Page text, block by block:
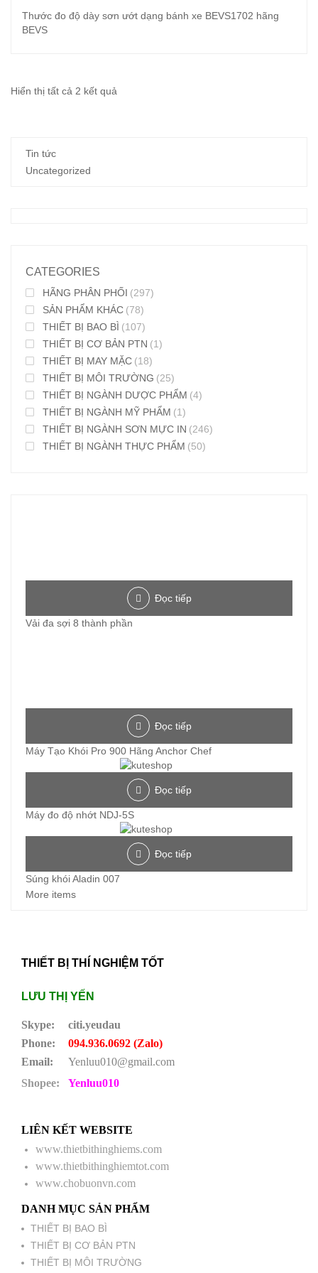
Thước đo độ dày sơn ướt dạng bánh xe BEVS1702 hãng
BEVS
Hiển thị tất cả 2 kết quả
Tin tức
Uncategorized
CATEGORIES
HÃNG PHÂN PHỐI (297)
SẢN PHẨM KHÁC (78)
THIẾT BỊ BAO BÌ (107)
THIẾT BỊ CƠ BẢN PTN (1)
THIẾT BỊ MAY MẶC (18)
THIẾT BỊ MÔI TRƯỜNG (25)
THIẾT BỊ NGÀNH DƯỢC PHẨM (4)
THIẾT BỊ NGÀNH MỸ PHẨM (1)
THIẾT BỊ NGÀNH SƠN MỰC IN (246)
THIẾT BỊ NGÀNH THỰC PHẨM (50)
Đọc tiếp
Vải đa sợi 8 thành phần
Đọc tiếp
Máy Tạo Khói Pro 900 Hãng Anchor Chef
Đọc tiếp
Máy đo độ nhớt NDJ-5S
Đọc tiếp
Súng khói Aladin 007
More items
THIẾT BỊ THÍ NGHIỆM TỐT
LƯU THỊ YẾN
Skype:
citi.yeudau
Phone:
094.936.0692 (Zalo)
Email:
Yenluu010@gmail.com
Shopee:
Yenluu010
LIÊN KẾT WEBSITE
www.thietbithinghiems.com
www.thietbithinghiemtot.com
www.chobuonvn.com
DANH MỤC SẢN PHẨM
THIẾT BỊ BAO BÌ
THIẾT BỊ CƠ BẢN PTN
THIẾT BỊ MÔI TRƯỜNG